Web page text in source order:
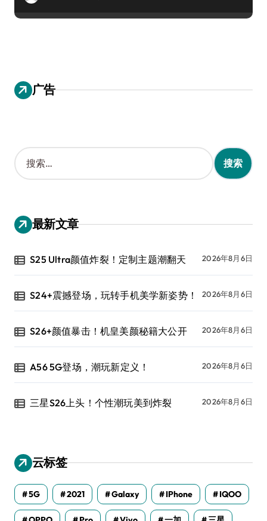
广告
搜
索
：
最新文章
S25 Ultra颜值炸裂！定制主题潮翻天 2026年8月6日
S24+震撼登场，玩转手机美学新姿势！ 2026年8月6日
S26+颜值暴击！机皇美颜秘籍大公开 2026年8月6日
A56 5G登场，潮玩新定义！ 2026年8月6日
三星S26上头！个性潮玩美到炸裂 2026年8月6日
云标签
5G 2021 Galaxy IPhone IQOO